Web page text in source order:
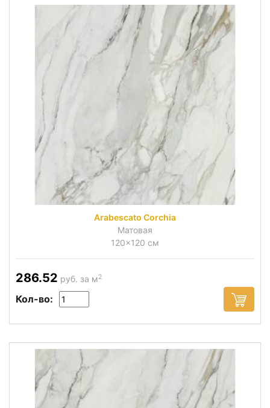
Arabescato Corchia
Матовая
120x120 см
286.52 руб. за м2
Кол-во: